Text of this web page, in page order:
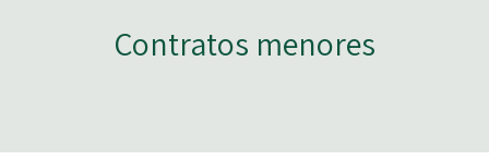
Contratos menores